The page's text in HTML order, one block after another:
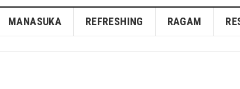
MANASUKA REFRESHING RAGAM